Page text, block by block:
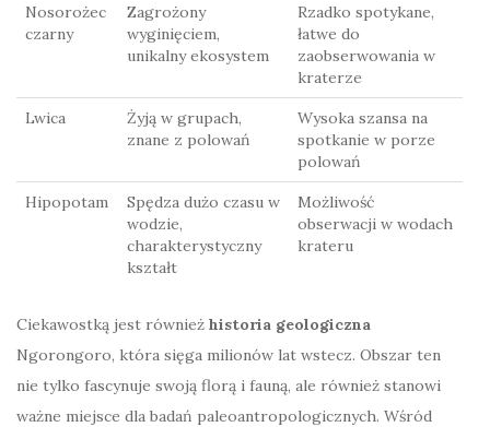
Nosorożec
czarny
Zagrożony
wyginięciem,
unikalny ekosystem
Rzadko spotykane,
łatwe do
zaobserwowania w
kraterze
Lwica
Żyją w grupach,
znane z polowań
Wysoka szansa na
spotkanie w porze
polowań
Hipopotam
Spędza dużo czasu w
wodzie,
charakterystyczny
kształt
Możliwość
obserwacji w wodach
krateru
Ciekawostką jest również historia geologiczna
Ngorongoro, która sięga milionów lat wstecz. Obszar ten
nie tylko fascynuje swoją florą i fauną, ale również stanowi
ważne miejsce dla badań paleoantropologicznych. Wśród